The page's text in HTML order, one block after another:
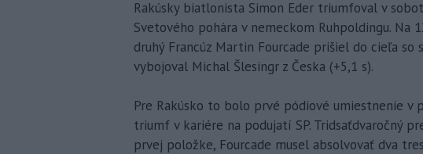
Rakúsky biatlonista Simon Eder triumfoval v
Svetového pohára v nemeckom Ruhpoldingu. Na
druhý Francúz Martin Fourcade prišiel do cieľa
vybojoval Michal Šlesingr z Česka (+5,1 s).
Pre Rakúsko to bolo prvé pódiové umiestnenie v
triumf v kariére na podujatí SP. Tridsaťdvaročný
prvej položke, Fourcade musel absolvovať dva